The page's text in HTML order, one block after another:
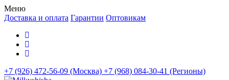
Меню
Доставка и оплата Гарантии Оптовикам
+7 (926) 472-56-09 (Москва) +7 (968) 084-30-41 (Регионы)